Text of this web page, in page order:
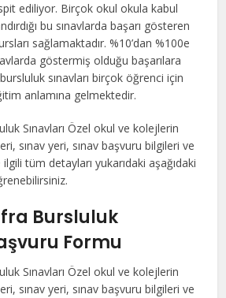
ediliyor. Birçok okul okula kabul
bu sınavlarda başarı gösteren
sağlamaktadır. %10’dan %100e
göstermiş olduğu başarılara
sınavları birçok öğrenci için
anlamına gelmektedir.
Sınavları Özel okul ve kolejlerin
sınav yeri, sınav başvuru bilgileri ve
ilgili tüm detayları yukarıdaki aşağıdaki
Bursluluk
Formu
Sınavları Özel okul ve kolejlerin
sınav yeri, sınav başvuru bilgileri ve